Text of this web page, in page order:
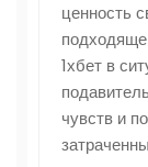
ценность
1хбет в
чувств и